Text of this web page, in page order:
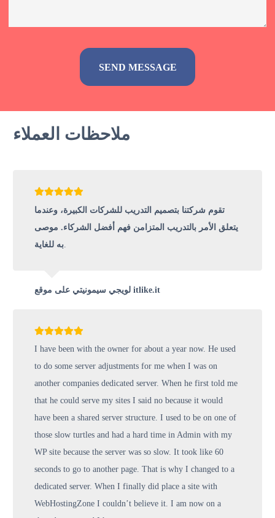
ملاحظات العملاء
تقوم شركتنا بتصميم التدريب للشركات الكبيرة، وعندما
يتعلق الأمر بالتدريب المتزامن فهم أفضل الشركاء. موصى
به للغاية
لويجي سيمونيتي على موقع itlike.it
I have been with the owner for about a year now. He used
to do some server adjustments for me when I was on
another companies dedicated server. When he first told me
that he could serve my sites I said no because it would
have been a shared server structure. I used to be on one of
those slow turtles and had a hard time in Admin with my
WP site because the server was so slow. It took like 60
seconds to go to another page. That is why I changed to a
dedicated server. When I finally did place a site with
WebHostingZone I couldn’t believe it. I am now on a